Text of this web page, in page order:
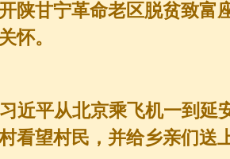
陕甘宁革命老区脱贫致富
怀。
近平从北京乘飞机一到延
看望村民，并给乡亲们送